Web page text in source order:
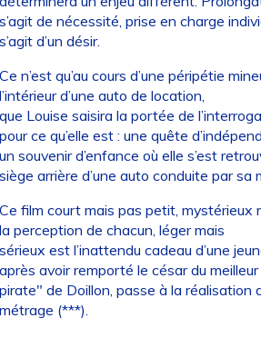
de nécessité, prise en charge
d’un désir.
n’est qu’au cours d’une péripétie
d’une auto de location,
Louise saisira la portée de
ce qu’elle est : une quête
souvenir d’enfance où elle s’est
arrière d’une auto conduite par sa
film court mais pas petit, mystérieux
perception de chacun, léger mais
est l’inattendu cadeau d’une
avoir remporté le césar du
de Doillon, passe à la réalisation
(***).